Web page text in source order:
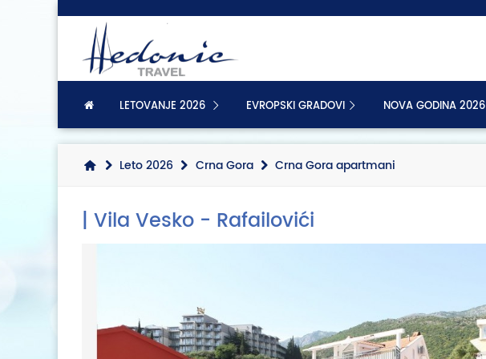
LETOVANJE 2026 EVROPSKI GRADOVI NOVA GODINA 2026
Leto 2026 Crna Gora Crna Gora apartmani
| Vila Vesko - Rafailovići